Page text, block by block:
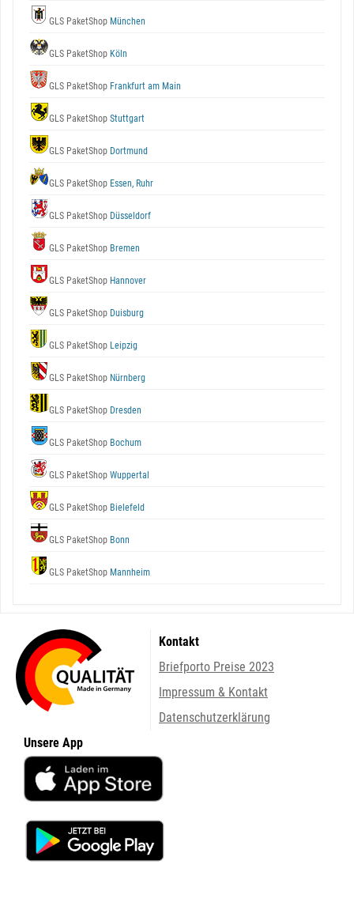
GLS PaketShop München
GLS PaketShop Köln
GLS PaketShop Frankfurt am Main
GLS PaketShop Stuttgart
GLS PaketShop Dortmund
GLS PaketShop Essen, Ruhr
GLS PaketShop Düsseldorf
GLS PaketShop Bremen
GLS PaketShop Hannover
GLS PaketShop Duisburg
GLS PaketShop Leipzig
GLS PaketShop Nürnberg
GLS PaketShop Dresden
GLS PaketShop Bochum
GLS PaketShop Wuppertal
GLS PaketShop Bielefeld
GLS PaketShop Bonn
GLS PaketShop Mannheim
Kontakt
Briefporto Preise 2023
Impressum & Kontakt
Datenschutzerklärung
Unsere App